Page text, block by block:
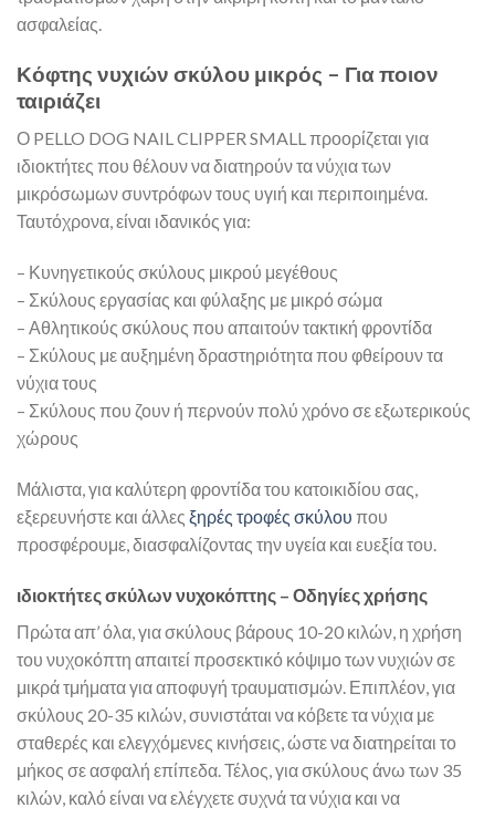
ασφαλείας.
Κόφτης νυχιών σκύλου μικρός – Για ποιον
ταιριάζει
Ο PELLO DOG NAIL CLIPPER SMALL προορίζεται για
ιδιοκτήτες που θέλουν να διατηρούν τα νύχια των
μικρόσωμων συντρόφων τους υγιή και περιποιημένα.
Ταυτόχρονα, είναι ιδανικός για:
– Κυνηγετικούς σκύλους μικρού μεγέθους
– Σκύλους εργασίας και φύλαξης με μικρό σώμα
– Αθλητικούς σκύλους που απαιτούν τακτική φροντίδα
– Σκύλους με αυξημένη δραστηριότητα που φθείρουν τα
νύχια τους
– Σκύλους που ζουν ή περνούν πολύ χρόνο σε εξωτερικούς
χώρους
Μάλιστα, για καλύτερη φροντίδα του κατοικιδίου σας,
εξερευνήστε και άλλες ξηρές τροφές σκύλου που
προσφέρουμε, διασφαλίζοντας την υγεία και ευεξία του.
ιδιοκτήτες σκύλων νυχοκόπτης – Οδηγίες χρήσης
Πρώτα απ’ όλα, για σκύλους βάρους 10-20 κιλών, η χρήση
του νυχοκόπτη απαιτεί προσεκτικό κόψιμο των νυχιών σε
μικρά τμήματα για αποφυγή τραυματισμών. Επιπλέον, για
σκύλους 20-35 κιλών, συνιστάται να κόβετε τα νύχια με
σταθερές και ελεγχόμενες κινήσεις, ώστε να διατηρείται το
μήκος σε ασφαλή επίπεδα. Τέλος, για σκύλους άνω των 35
κιλών, καλό είναι να ελέγχετε συχνά τα νύχια και να